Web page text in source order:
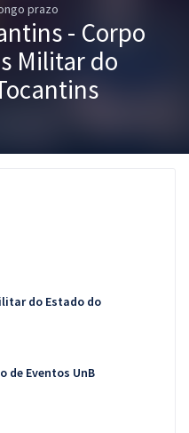
prazo
- Corpo
Militar do
do Estado do
de Eventos UnB